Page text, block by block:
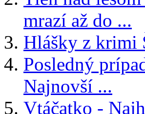
mrazí až do ...
Hlášky z krimi
Posledný
Najnovší ...
Vtáčatko -